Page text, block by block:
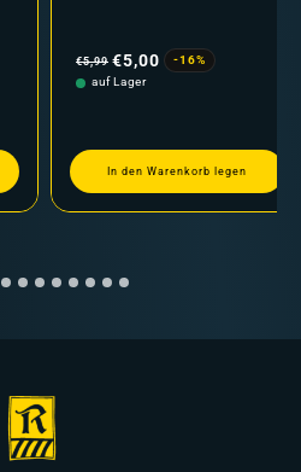
Preis
€5,99 €5,00
-16%
auf Lager
In den Warenkorb legen